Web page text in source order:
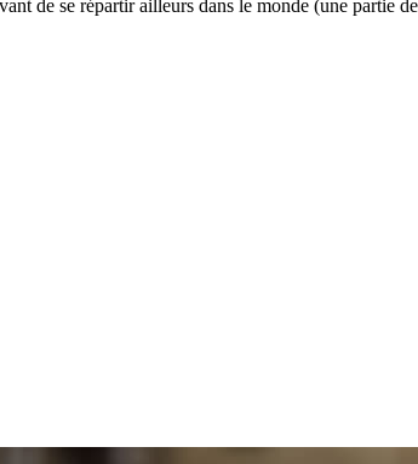
de se répartir ailleurs dans le monde (une partie